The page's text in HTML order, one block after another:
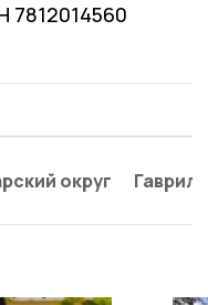
округ